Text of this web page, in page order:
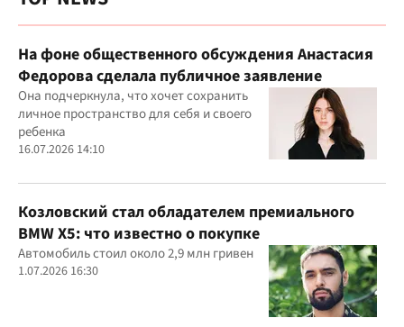
На фоне общественного обсуждения Анастасия
Федорова сделала публичное заявление
Она подчеркнула, что хочет сохранить
личное пространство для себя и своего
ребенка
16.07.2026 14:10
Козловский стал обладателем премиального
BMW X5: что известно о покупке
Автомобиль стоил около 2,9 млн гривен
1.07.2026 16:30